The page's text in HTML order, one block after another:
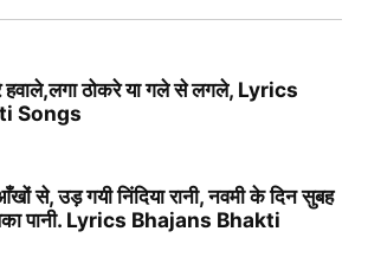
हवाले,लगा ठोकरे या गले से लगले, Lyrics
Songs
से, उड़ गयी निंदिया रानी, नवमी के दिन सुबह
पानी. Lyrics Bhajans Bhakti